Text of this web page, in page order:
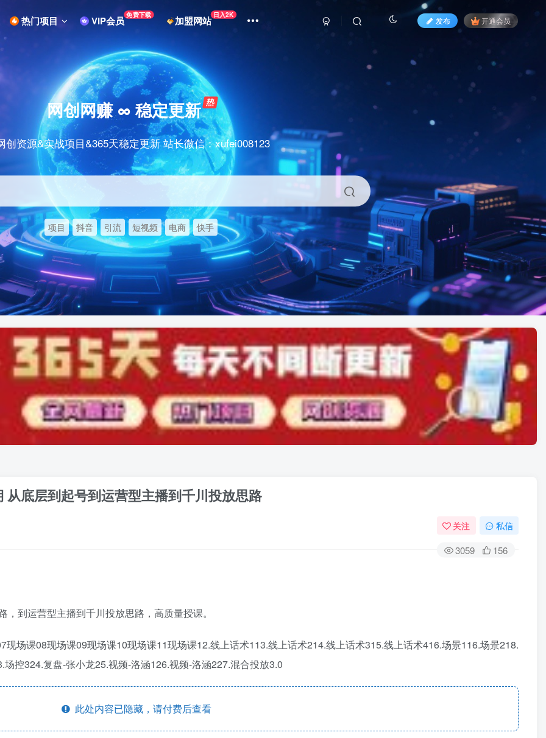
热门项目 VIP会员 免费下载 加盟网站 日入2K
发布 开通会员
网创网赚 ∞ 稳定更新
创资源&实战项目&365天稳定更新 站长微信：xufei008123
项目 抖音 引流 短视频 电商 快手
底层到起号到运营型主播到千川投放思路
关注 私信
3059 156
到运营型主播到千川投放思路，高质量授课。
场课08现场课09现场课10现场课11现场课12.线上话术113.线上话术214.线上话术315.线上话术416.场景116.场景218.
控324.复盘-张小龙25.视频-洛涵126.视频-洛涵227.混合投放3.0
此处内容已隐藏，请付费后查看